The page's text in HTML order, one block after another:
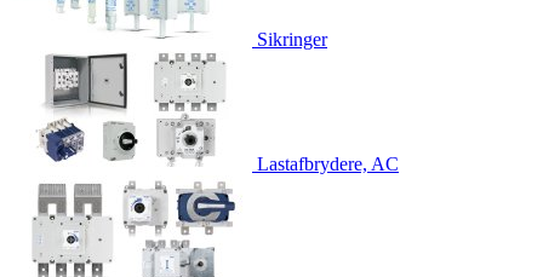
Sikringer
Lastafbrydere, AC